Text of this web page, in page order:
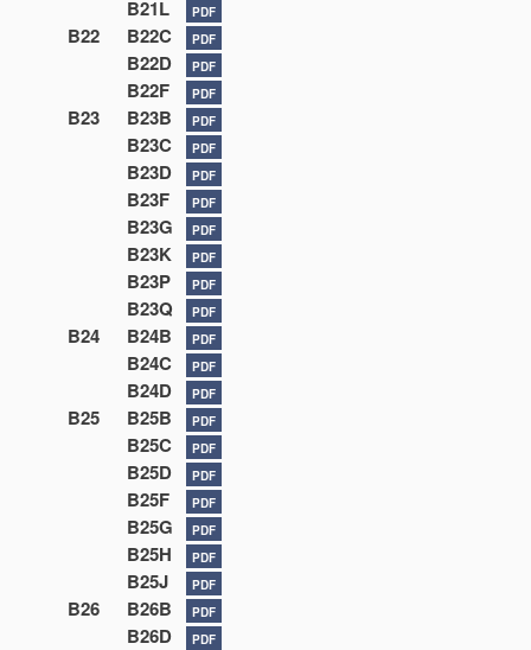
B21L PDF
B22 B22C PDF
B22D PDF
B22F PDF
B23 B23B PDF
B23C PDF
B23D PDF
B23F PDF
B23G PDF
B23K PDF
B23P PDF
B23Q PDF
B24 B24B PDF
B24C PDF
B24D PDF
B25 B25B PDF
B25C PDF
B25D PDF
B25F PDF
B25G PDF
B25H PDF
B25J PDF
B26 B26B PDF
B26D PDF